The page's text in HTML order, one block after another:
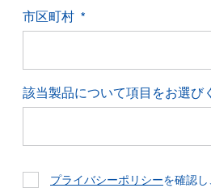
市区町村
該当製品について項目をお選び
プライバシーポリシーを確認